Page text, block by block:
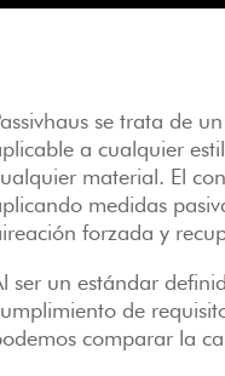
se trata de
a cualquier
material. El
medidas
forzada y
ser un estándar
de
comparar la